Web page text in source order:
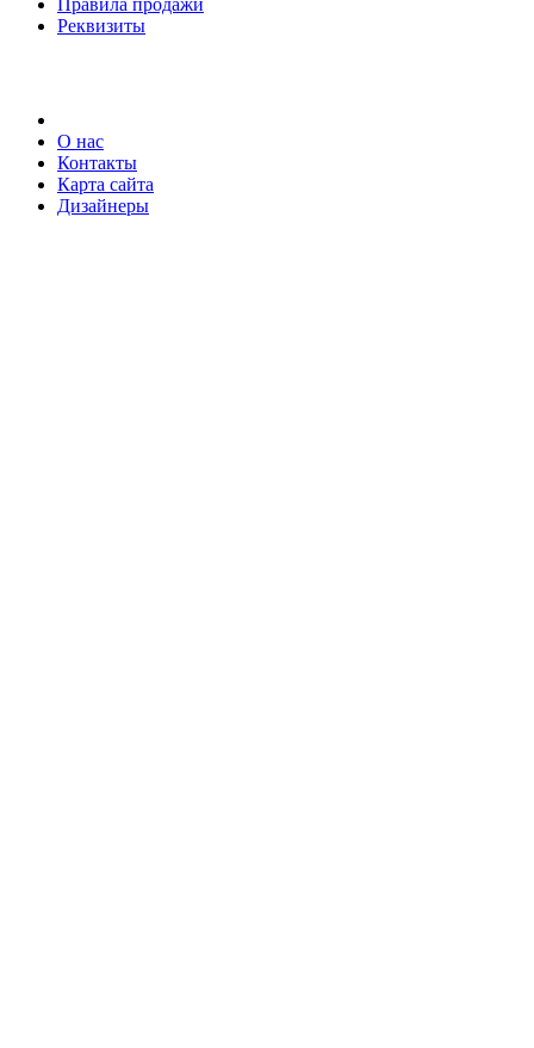
Правила продажи
Реквизиты
О нас
Контакты
Карта сайта
Дизайнеры